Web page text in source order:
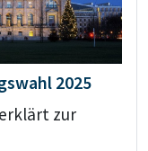
2025
zur